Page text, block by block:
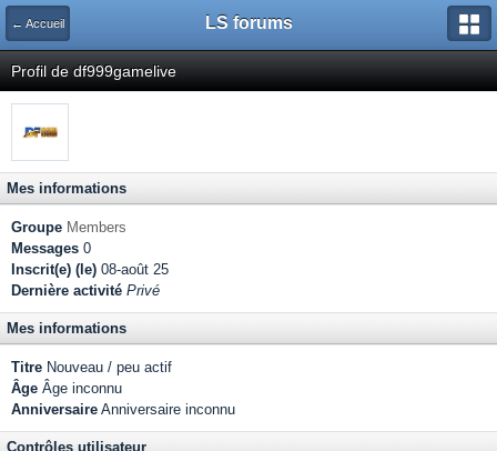
← Accueil LS forums
Profil de df999gamelive
Mes informations
Groupe Members
Messages 0
Inscrit(e) (le) 08-août 25
Dernière activité Privé
Mes informations
Titre Nouveau / peu actif
Âge Âge inconnu
Anniversaire Anniversaire inconnu
Contrôles utilisateur